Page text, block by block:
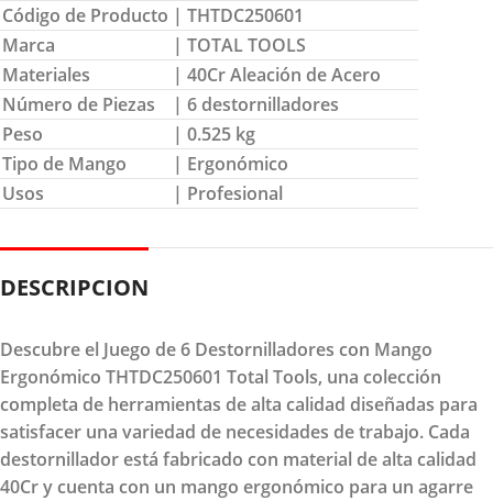
Código de Producto | THTDC250601
Marca
| TOTAL TOOLS
Materiales
| 40Cr Aleación de Acero
Número de Piezas
| 6 destornilladores
Peso
| 0.525 kg
Tipo de Mango
| Ergonómico
Usos
| Profesional
DESCRIPCION
Descubre el Juego de 6 Destornilladores con Mango
Ergonómico THTDC250601 Total Tools, una colección
completa de herramientas de alta calidad diseñadas para
satisfacer una variedad de necesidades de trabajo. Cada
destornillador está fabricado con material de alta calidad
40Cr y cuenta con un mango ergonómico para un agarre